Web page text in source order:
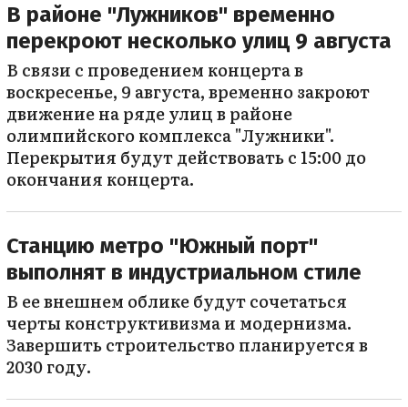
В районе "Лужников" временно
перекроют несколько улиц 9 августа
В связи с проведением концерта в
воскресенье, 9 августа, временно закроют
движение на ряде улиц в районе
олимпийского комплекса "Лужники".
Перекрытия будут действовать с 15:00 до
окончания концерта.
Станцию метро "Южный порт"
выполнят в индустриальном стиле
В ее внешнем облике будут сочетаться
черты конструктивизма и модернизма.
Завершить строительство планируется в
2030 году.